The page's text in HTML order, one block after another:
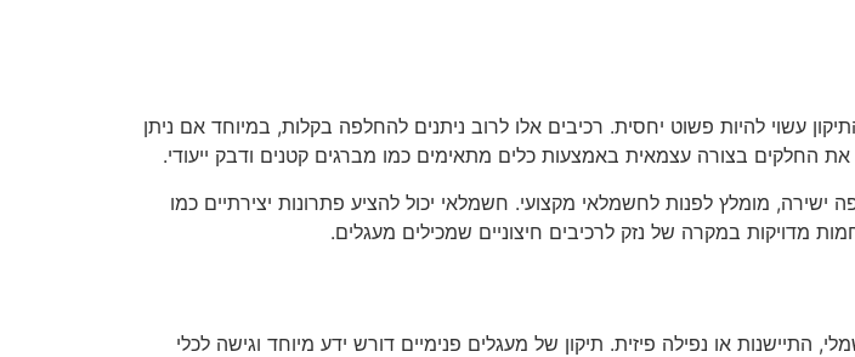
עשוי להיות פשוט יחסית. רכיבים אלו לרוב ניתנים להחלפה בקלות, במיוחד אם ניתן
החלקים בצורה עצמאית באמצעות כלים מתאימים כמו מברגים קטנים ודבק ייעודי.
ישירה, מומלץ לפנות לחשמלאי מקצועי. חשמלאי יכול להציע פתרונות יצירתיים כמו
במקרה של נזק לרכיבים חיצוניים שמכילים מעגלים.
או נפילה פיזית. תיקון של מעגלים פנימיים דורש ידע מיוחד וגישה לכלי